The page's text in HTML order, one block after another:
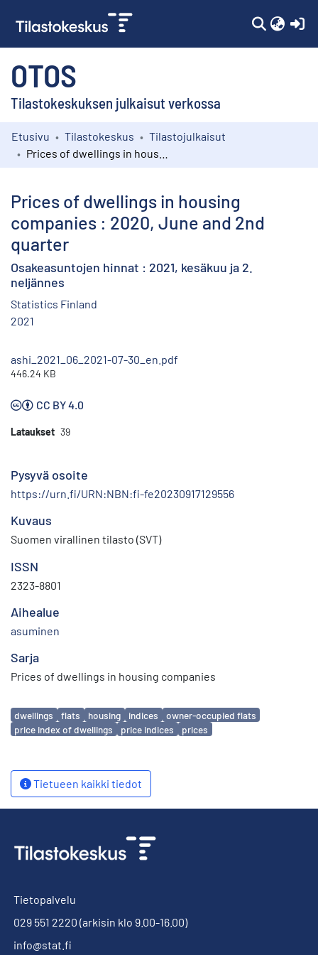
OTOS
Tilastokeskuksen julkaisut verkossa
Kokoelmat
Etusivu Tilastokeskus
Tilastojulkaisut
Prices of dwellings in housing
companies : 2020, June and 2nd
quarter
Osakeasuntojen hinnat : 2021, kesäkuu ja 2.
neljännes
Statistics Finland
2021
ashi_2021_06_2021-07-30_en.pdf
446.24 KB
CC BY 4.0
Lataukset 39
Pysyvä osoite
https://urn.fi/URN:NBN:fi-fe20230917129556
Kuvaus
Suomen virallinen tilasto (SVT)
ISSN
2323-8801
Aihealue
asuminen
Sarja
Prices of dwellings in housing companies
Avainsanat
dwellings flats housing indices
owner-occupied flats
price index of dwellings
price indices prices
Tietueen kaikki tiedot
Tietopalvelu
029 551 2220 (arkisin klo 9.00-16.00)
info@stat.fi